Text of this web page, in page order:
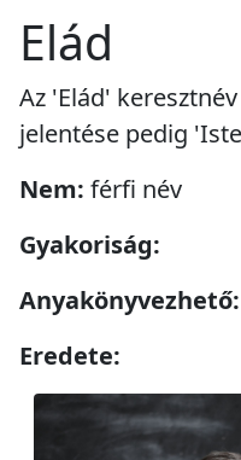
Elád
Az 'Elád'
jelentése pedig
Nem: férfi név
Gyakoriság:
Anyakönyvezhető:
Eredete: